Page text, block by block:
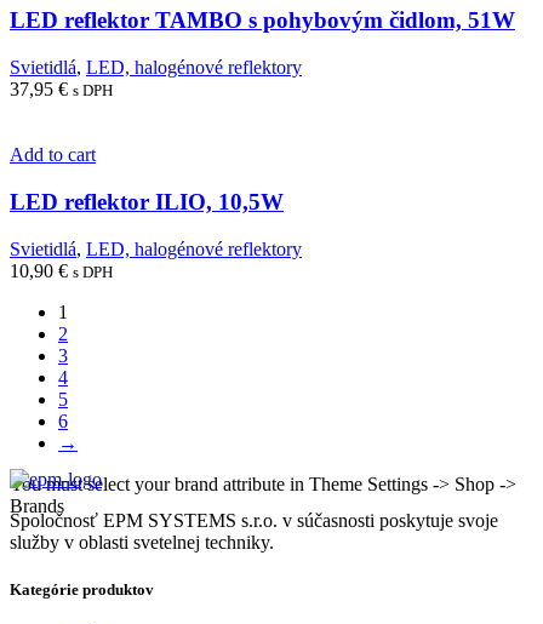
LED reflektor TAMBO s pohybovým čidlom, 51W
Svietidlá, LED, halogénové reflektory
37,95 € s DPH
Add to cart
LED reflektor ILIO, 10,5W
Svietidlá, LED, halogénové reflektory
10,90 € s DPH
1
2
3
4
5
6
→
You must select your brand attribute in Theme Settings -> Shop ->
Brands
Spoločnosť EPM SYSTEMS s.r.o. v súčasnosti poskytuje svoje
služby v oblasti svetelnej techniky.
Kategórie produktov